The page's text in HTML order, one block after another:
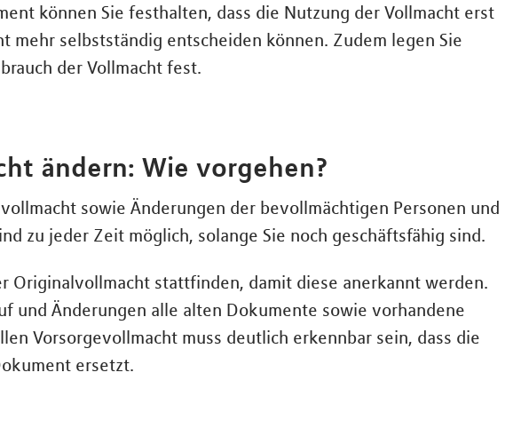
können Sie festhalten, dass die Nutzung der Vollmacht erst
mehr selbstständig entscheiden können. Zudem legen Sie
der Vollmacht fest.
ändern: Wie vorgehen?
sowie Änderungen der bevollmächtigen Personen und
zu jeder Zeit möglich, solange Sie noch geschäftsfähig sind.
Originalvollmacht stattfinden, damit diese anerkannt werden.
und Änderungen alle alten Dokumente sowie vorhandene
Vorsorgevollmacht muss deutlich erkennbar sein, dass die
ersetzt.